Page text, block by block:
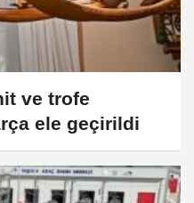
ve trofe
ele geçirildi